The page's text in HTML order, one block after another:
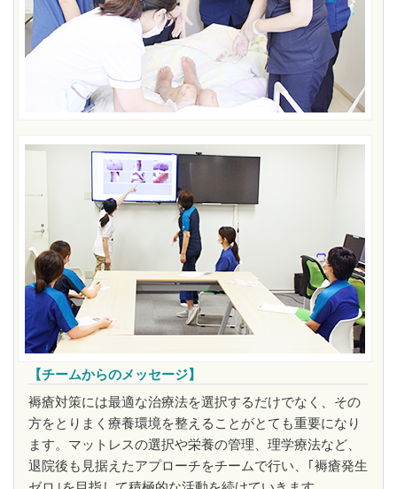
【チームからのメッセージ】
褥瘡対策には最適な治療法を選択するだけでなく、その
方をとりまく療養環境を整えることがとても重要になり
ます。マットレスの選択や栄養の管理、理学療法など、
退院後も見据えたアプローチをチームで行い、｢褥瘡発生